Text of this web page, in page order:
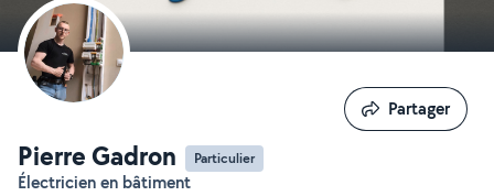
Pierre Gadron Particulier
électricien en bâtiment
Partager
Partager